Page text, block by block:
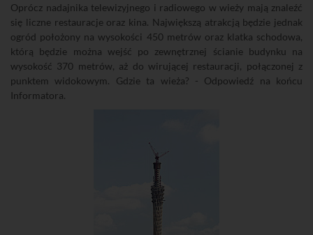
Oprócz nadajnika telewizyjnego i radiowego w wieży mają znaleźć
się liczne restauracje oraz kina. Największą atrakcją będzie jednak
ogród położony na wysokości 450 metrów oraz klatka schodowa,
którą będzie można wejść po zewnętrznej ścianie budynku na
wysokość 370 metrów, aż do wirującej restauracji, połączonej z
punktem widokowym. Gdzie ta wieża? - Odpowiedź na końcu
Informatora.